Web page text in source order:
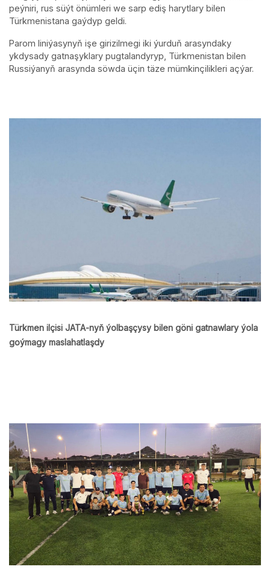
peýniri, rus süýt önümleri we sarp ediş harytlary bilen
Türkmenistana gaýdyp geldi.
Parom liniýasynyň işe girizilmegi iki ýurduň arasyndaky
ykdysady gatnaşyklary pugtalandyryp, Türkmenistan bilen
Russiýanyň arasynda söwda üçin täze mümkinçilikleri açýar.
Türkmen ilçisi JATA-nyň ýolbaşçysy bilen göni gatnawlary ýola
goýmagy maslahatlaşdy